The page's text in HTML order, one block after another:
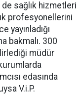
sağlık hizmetleri
profesyonellerini
yayınladığı
bakmalı. 300
müdür
edasında
V.i.P.